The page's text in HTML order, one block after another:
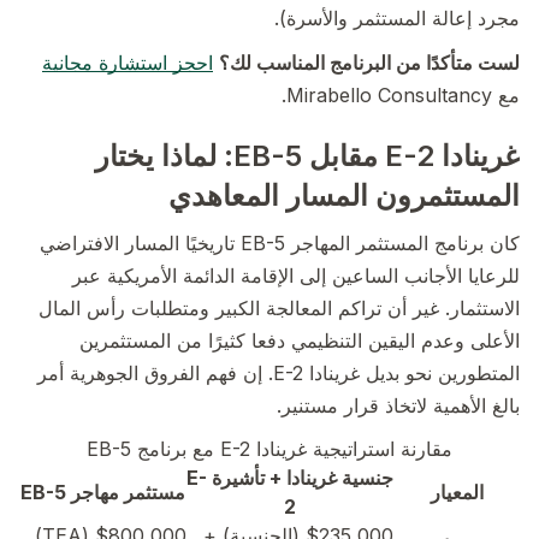
مجرد إعالة المستثمر والأسرة).
لست متأكدًا من البرنامج المناسب لك؟ احجز استشارة مجانية
مع Mirabello Consultancy.
غرينادا E-2 مقابل EB-5: لماذا يختار
المستثمرون المسار المعاهدي
كان برنامج المستثمر المهاجر EB-5 تاريخيًا المسار الافتراضي
للرعايا الأجانب الساعين إلى الإقامة الدائمة الأمريكية عبر
الاستثمار. غير أن تراكم المعالجة الكبير ومتطلبات رأس المال
الأعلى وعدم اليقين التنظيمي دفعا كثيرًا من المستثمرين
المتطورين نحو بديل غرينادا E-2. إن فهم الفروق الجوهرية أمر
بالغ الأهمية لاتخاذ قرار مستنير.
مقارنة استراتيجية غرينادا E-2 مع برنامج EB-5
المعيار
جنسية غرينادا + تأشيرة E-
2
مستثمر مهاجر EB-5